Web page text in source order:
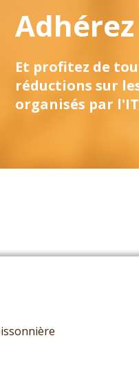
Adhérez
Et profitez de
réductions sur
organisés par